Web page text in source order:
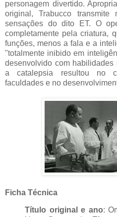
personagem divertido.
original, Trabucco
sensações do dito ET. O
completamente pela criatura,
funções, menos a fala e a
"totalmente inibido em
desenvolvido com
a catalepsia resultou no
faculdades e no
Ficha Técnica
Título original e ano: